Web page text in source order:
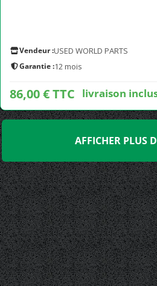
Vendeur :USED WORLD PARTS
Garantie :12 mois
86,00 € TTC livraison
AFFICHER PLUS